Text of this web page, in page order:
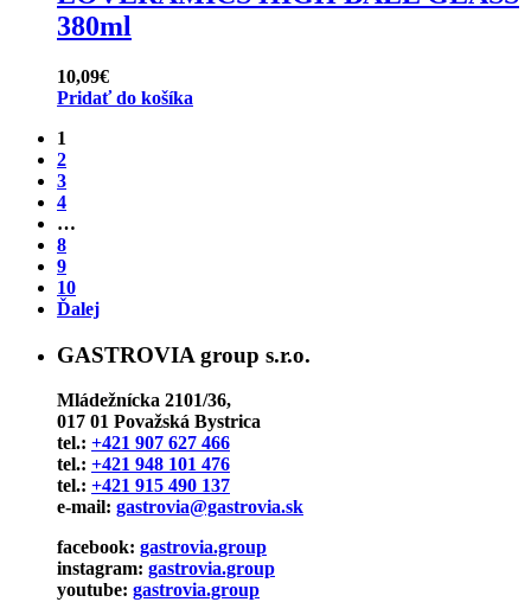
380ml
10,09€
Pridať do košíka
1
2
3
4
…
8
9
10
Ďalej
GASTROVIA group s.r.o.
Mládežnícka 2101/36,
017 01 Považská Bystrica
tel.: +421 907 627 466
tel.: +421 948 101 476
tel.: +421 915 490 137
e-mail: gastrovia@gastrovia.sk
facebook: gastrovia.group
instagram: gastrovia.group
youtube: gastrovia.group